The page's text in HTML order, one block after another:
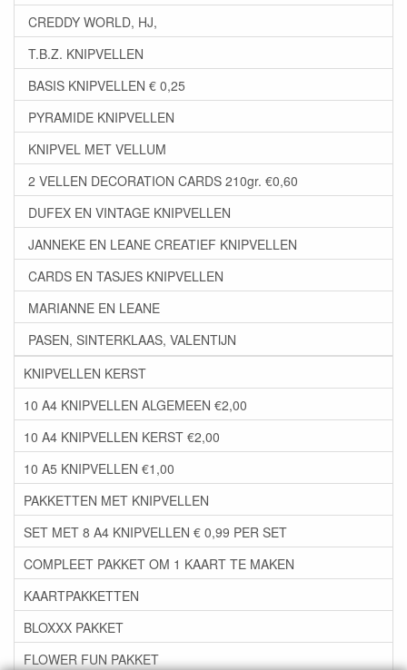
CREDDY WORLD, HJ,
T.B.Z. KNIPVELLEN
BASIS KNIPVELLEN € 0,25
PYRAMIDE KNIPVELLEN
KNIPVEL MET VELLUM
2 VELLEN DECORATION CARDS 210gr. €0,60
DUFEX EN VINTAGE KNIPVELLEN
JANNEKE EN LEANE CREATIEF KNIPVELLEN
CARDS EN TASJES KNIPVELLEN
MARIANNE EN LEANE
PASEN, SINTERKLAAS, VALENTIJN
KNIPVELLEN KERST
10 A4 KNIPVELLEN ALGEMEEN €2,00
10 A4 KNIPVELLEN KERST €2,00
10 A5 KNIPVELLEN €1,00
PAKKETTEN MET KNIPVELLEN
SET MET 8 A4 KNIPVELLEN € 0,99 PER SET
COMPLEET PAKKET OM 1 KAART TE MAKEN
KAARTPAKKETTEN
BLOXXX PAKKET
FLOWER FUN PAKKET